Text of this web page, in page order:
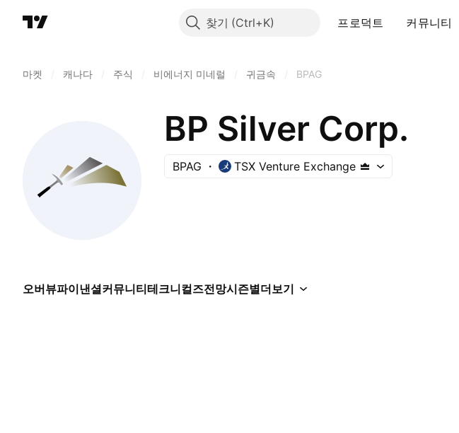
찾기 프로덕트 커뮤니티
마켓 캐나다 주식 비에너지 미네럴 귀금속 BPAG
BP Silver Corp.
BPAG TSX Venture Exchange
오버뷰파이낸셜커뮤니티테크니컬즈전망시즌별더보기